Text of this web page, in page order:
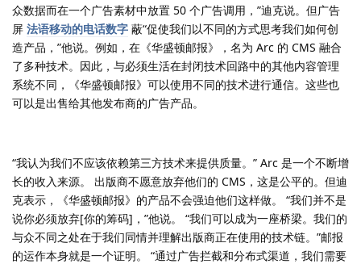
众数据而在一个广告素材中放置 50 个广告调用，”迪克说。但广告
屏 法语移动的电话数字 蔽“促使我们以不同的方式思考我们如何创
造产品，”他说。例如，在《华盛顿邮报》，名为 Arc 的 CMS 融合
了多种技术。因此，与必须生活在封闭技术回路中的其他内容管理
系统不同，《华盛顿邮报》可以使用不同的技术进行通信。这些也
可以是出售给其他发布商的广告产品。
“我认为我们不应该依赖第三方技术来提供质量。” Arc 是一个不断增
长的收入来源。 出版商不愿意放弃他们的 CMS，这是公平的。但迪
克表示，《华盛顿邮报》的产品不会强迫他们这样做。 “我们并不是
说你必须放弃[你的筹码]，”他说。 “我们可以成为一座桥梁。我们的
与众不同之处在于我们同情并理解出版商正在使用的技术链。”邮报
的运作本身就是一个证明。 “通过广告拦截和分布式渠道，我们需要